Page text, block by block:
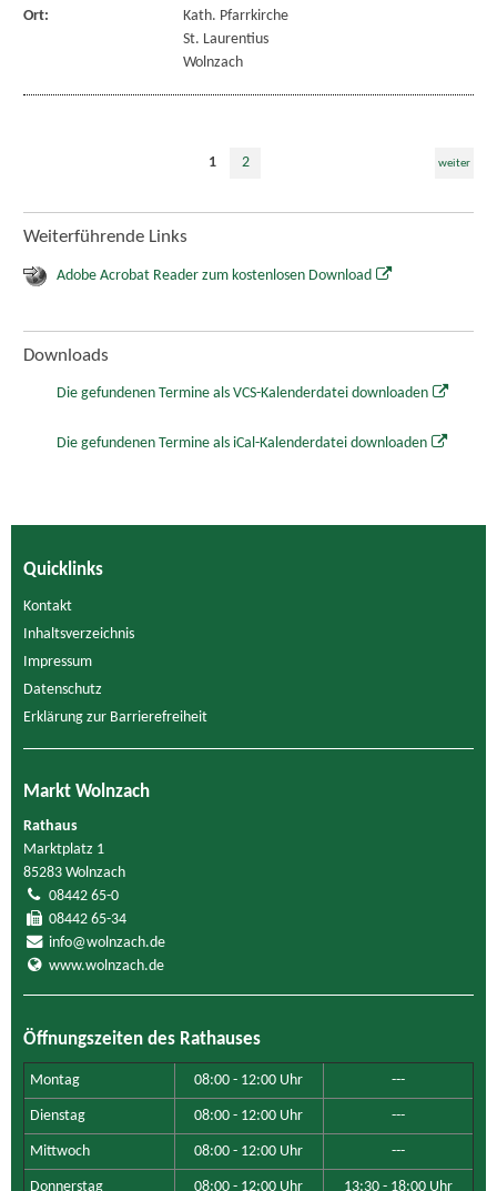
Ort:
Kath. Pfarrkirche
St. Laurentius
Wolnzach
1 2 weiter
Weiterführende Links
Adobe Acrobat Reader zum kostenlosen Download
Downloads
Die gefundenen Termine als VCS-Kalenderdatei downloaden
Die gefundenen Termine als iCal-Kalenderdatei downloaden
Quicklinks
Kontakt
Inhaltsverzeichnis
Impressum
Datenschutz
Erklärung zur Barrierefreiheit
Markt Wolnzach
Rathaus
Marktplatz 1
85283 Wolnzach
08442 65-0
08442 65-34
info@wolnzach.de
www.wolnzach.de
Öffnungszeiten des Rathauses
Montag 08:00 - 12:00 Uhr ---
Dienstag 08:00 - 12:00 Uhr ---
Mittwoch 08:00 - 12:00 Uhr ---
Donnerstag 08:00 - 12:00 Uhr 13:30 - 18:00 Uhr